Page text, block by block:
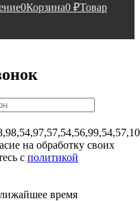
0Корзина0 ₽Товар
на обработку своих
с политикой
время